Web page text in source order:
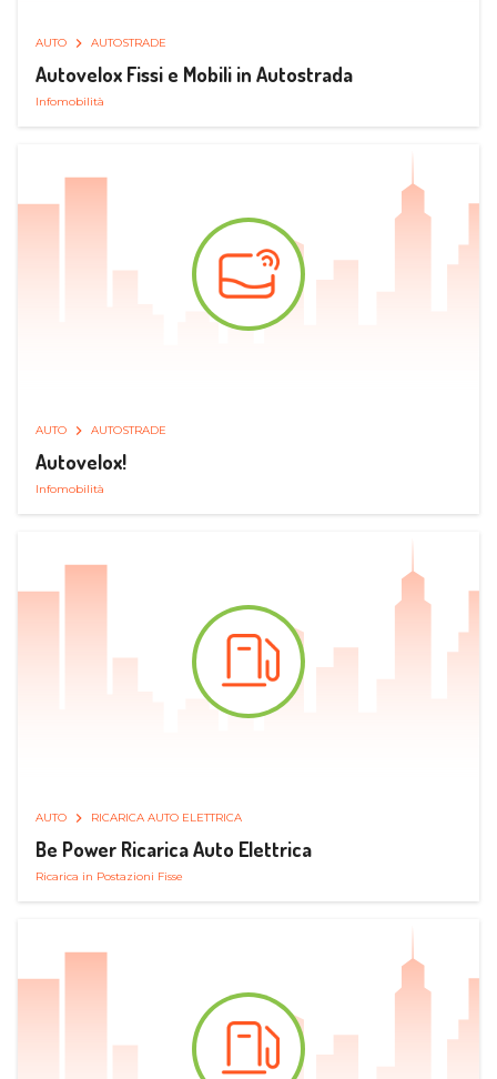
AUTO AUTOSTRADE
Autovelox Fissi e Mobili in Autostrada
Infomobilità
AUTO AUTOSTRADE
Autovelox!
Infomobilità
AUTO RICARICA AUTO ELETTRICA
Be Power Ricarica Auto Elettrica
Ricarica in Postazioni Fisse